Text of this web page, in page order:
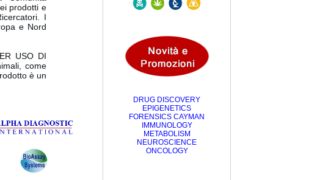
prodotti e
I
e Nord
USO DI
come
è un
DRUG DISCOVERY
EPIGENETICS
FORENSICS CAYMAN
IMMUNOLOGY
METABOLISM
NEUROSCIENCE
ONCOLOGY